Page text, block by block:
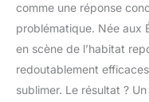
comme une réponse
problématique. Née aux
en scène de l’habitat
redoutablement
sublimer. Le résultat ?